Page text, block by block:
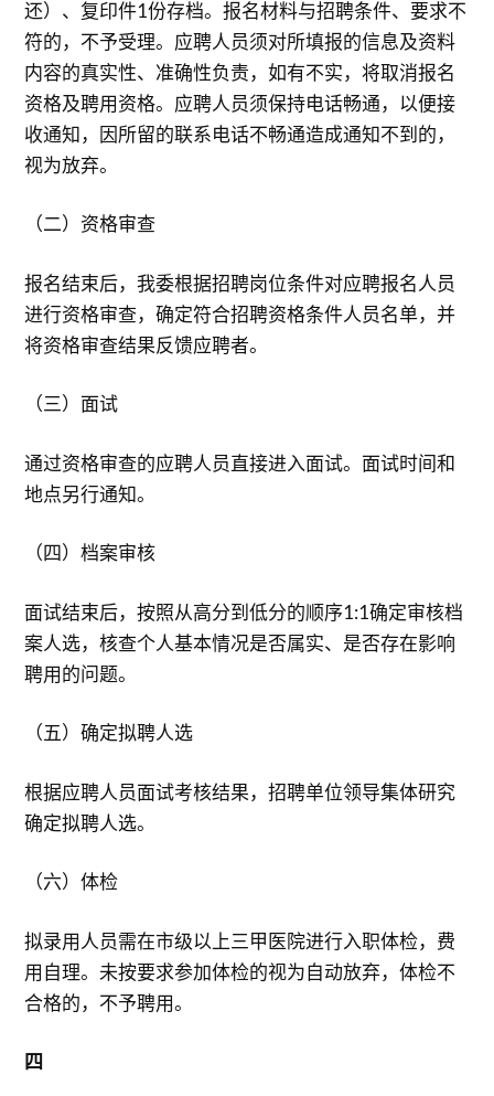
还）、复印件1份存档。报名材料与招聘条件、要求不
符的，不予受理。应聘人员须对所填报的信息及资料
内容的真实性、准确性负责，如有不实，将取消报名
资格及聘用资格。应聘人员须保持电话畅通，以便接
收通知，因所留的联系电话不畅通造成通知不到的，
视为放弃。
（二）资格审查
报名结束后，我委根据招聘岗位条件对应聘报名人员
进行资格审查，确定符合招聘资格条件人员名单，并
将资格审查结果反馈应聘者。
（三）面试
通过资格审查的应聘人员直接进入面试。面试时间和
地点另行通知。
（四）档案审核
面试结束后，按照从高分到低分的顺序1:1确定审核档
案人选，核查个人基本情况是否属实、是否存在影响
聘用的问题。
（五）确定拟聘人选
根据应聘人员面试考核结果，招聘单位领导集体研究
确定拟聘人选。
（六）体检
拟录用人员需在市级以上三甲医院进行入职体检，费
用自理。未按要求参加体检的视为自动放弃，体检不
合格的，不予聘用。
四